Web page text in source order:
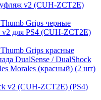
v2 (CUH-ZCT2E)
Grips черные
для PS4 (CUH-ZCT2E)
Grips красные
DualSense / DualShock
Morales (красный) (2 шт)
v2 (CUH-ZCT2E) (PS4)